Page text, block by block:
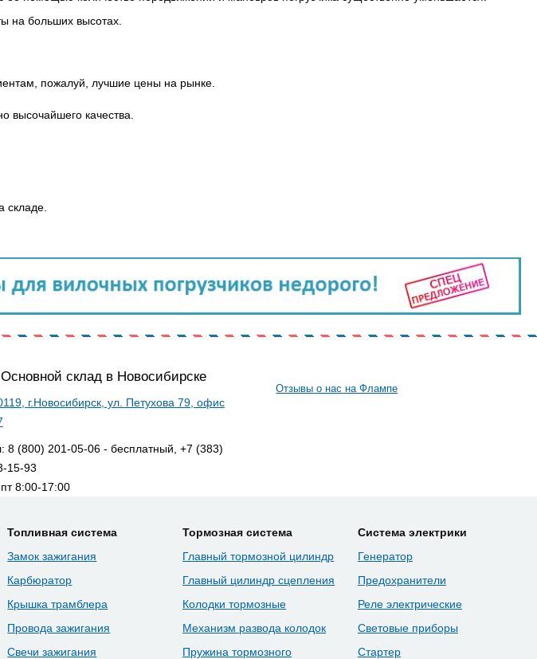
на больших высотах.
пожалуй, лучшие цены на рынке.
высочайшего качества.
складе.
Основной склад в Новосибирске
г.Новосибирск, ул. Петухова 79, офис
8 (800) 201-05-06 - бесплатный, +7 (383)
15-93
8:00-17:00
Отзывы о нас на Флампе
Топливная система
Замок зажигания
Карбюратор
Крышка трамблера
Провода зажигания
Свечи зажигания
Тормозная система
Главный тормозной цилиндр
Главный цилиндр сцепления
Колодки тормозные
Механизм развода колодок
Пружина тормозного
Система электрики
Генератор
Предохранители
Реле электрические
Световые приборы
Стартер